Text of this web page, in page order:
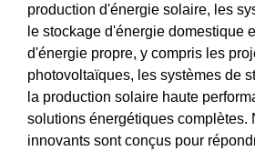
production d'énergie solaire, les
le stockage d'énergie domestique
d'énergie propre, y compris les
photovoltaïques, les systèmes de
la production solaire haute
solutions énergétiques complètes.
innovants sont conçus pour